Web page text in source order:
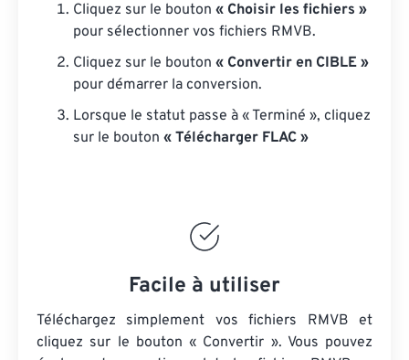
Cliquez sur le bouton « Choisir les fichiers »
pour sélectionner vos fichiers RMVB.
Cliquez sur le bouton « Convertir en CIBLE »
pour démarrer la conversion.
Lorsque le statut passe à « Terminé », cliquez
sur le bouton « Télécharger FLAC »
Facile à utiliser
Téléchargez simplement vos fichiers RMVB et
cliquez sur le bouton « Convertir ». Vous pouvez